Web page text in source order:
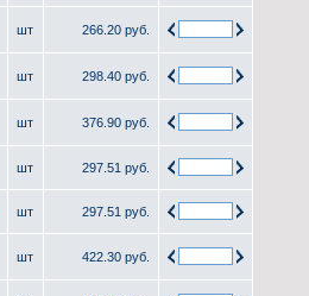
шт 266.20 руб.
шт 298.40 руб.
шт 376.90 руб.
шт 297.51 руб.
шт 297.51 руб.
шт 422.30 руб.